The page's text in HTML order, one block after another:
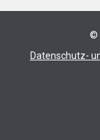
©
Datenschutz-